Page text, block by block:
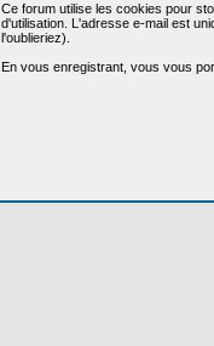
Ce forum utilise les cookies pour
d'utilisation. L'adresse e-mail est
l'oublieriez).
En vous enregistrant, vous vous